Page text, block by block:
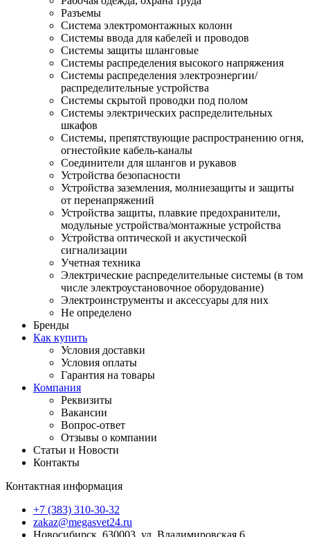
Разъемы
Система электромонтажных колонн
Системы ввода для кабелей и проводов
Системы защиты шланговые
Системы распределения высокого напряжения
Системы распределения электроэнергии/
распределительные устройства
Системы скрытой проводки под полом
Системы электрических распределительных
шкафов
Системы, препятствующие распространению огня,
огнестойкие кабель-каналы
Соединители для шлангов и рукавов
Устройства безопасности
Устройства заземления, молниезащиты и защиты
от перенапряжений
Устройства защиты, плавкие предохранители,
модульные устройства/монтажные устройства
Устройства оптической и акустической
сигнализации
Учетная техника
Электрические распределительные системы (в том
числе электроустановочное оборудование)
Электроинструменты и аксессуары для них
Не определено
Бренды
Как купить
Условия доставки
Условия оплаты
Гарантия на товары
Компания
Реквизиты
Вакансии
Вопрос-ответ
Отзывы о компании
Статьи и Новости
Контакты
Контактная информация
+7 (383) 310-30-32
zakaz@megasvet24.ru
Новосибирск, 630003, ул. Владимировская 6